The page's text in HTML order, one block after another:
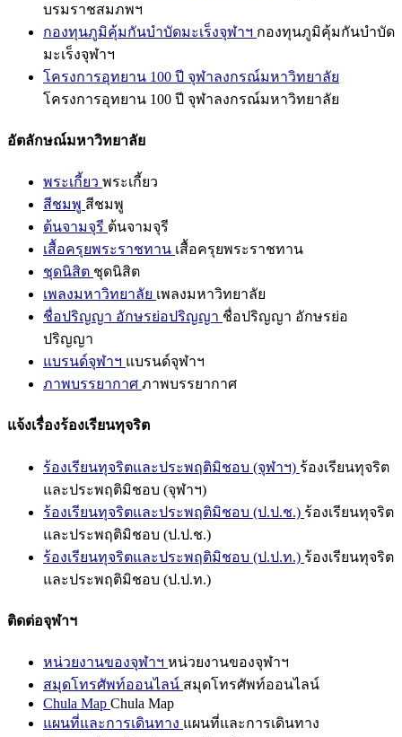
บรมราชสมภพฯ
กองทุนภูมิคุ้มกันบำบัดมะเร็งจุฬาฯ กองทุนภูมิคุ้มกันบำบัด
มะเร็งจุฬาฯ
โครงการอุทยาน 100 ปี จุฬาลงกรณ์มหาวิทยาลัย
โครงการอุทยาน 100 ปี จุฬาลงกรณ์มหาวิทยาลัย
อัตลักษณ์มหาวิทยาลัย
พระเกี้ยว พระเกี้ยว
สีชมพู สีชมพู
ต้นจามจุรี ต้นจามจุรี
เสื้อครุยพระราชทาน เสื้อครุยพระราชทาน
ชุดนิสิต ชุดนิสิต
เพลงมหาวิทยาลัย เพลงมหาวิทยาลัย
ชื่อปริญญา อักษรย่อปริญญา ชื่อปริญญา อักษรย่อ
ปริญญา
แบรนด์จุฬาฯ แบรนด์จุฬาฯ
ภาพบรรยากาศ ภาพบรรยากาศ
แจ้งเรื่องร้องเรียนทุจริต
ร้องเรียนทุจริตและประพฤติมิชอบ (จุฬาฯ) ร้องเรียนทุจริต
และประพฤติมิชอบ (จุฬาฯ)
ร้องเรียนทุจริตและประพฤติมิชอบ (ป.ป.ช.) ร้องเรียนทุจริต
และประพฤติมิชอบ (ป.ป.ช.)
ร้องเรียนทุจริตและประพฤติมิชอบ (ป.ป.ท.) ร้องเรียนทุจริต
และประพฤติมิชอบ (ป.ป.ท.)
ติดต่อจุฬาฯ
หน่วยงานของจุฬาฯ หน่วยงานของจุฬาฯ
สมุดโทรศัพท์ออนไลน์ สมุดโทรศัพท์ออนไลน์
Chula Map Chula Map
แผนที่และการเดินทาง แผนที่และการเดินทาง